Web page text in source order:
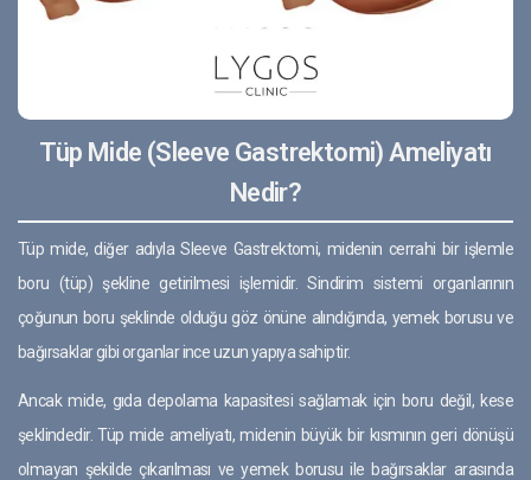
Tüp Mide (Sleeve Gastrektomi) Ameliyatı
Nedir?
Tüp mide, diğer adıyla Sleeve Gastrektomi, midenin cerrahi bir işlemle
boru (tüp) şekline getirilmesi işlemidir. Sindirim sistemi organlarının
çoğunun boru şeklinde olduğu göz önüne alındığında, yemek borusu ve
bağırsaklar gibi organlar ince uzun yapıya sahiptir.
Ancak mide, gıda depolama kapasitesi sağlamak için boru değil, kese
şeklindedir. Tüp mide ameliyatı, midenin büyük bir kısmının geri dönüşü
olmayan şekilde çıkarılması ve yemek borusu ile bağırsaklar arasında